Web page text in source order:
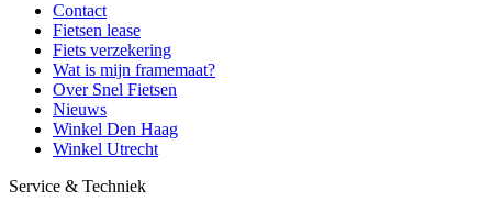
Contact
Fietsen lease
Fiets verzekering
Wat is mijn framemaat?
Over Snel Fietsen
Nieuws
Winkel Den Haag
Winkel Utrecht
Service & Techniek